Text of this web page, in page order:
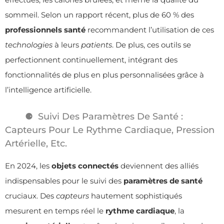
sommeil. Selon un rapport récent, plus de 60 % des
professionnels santé recommandent l’utilisation de ces
technologies à leurs patients. De plus, ces outils se
perfectionnent continuellement, intégrant des
fonctionnalités de plus en plus personnalisées grâce à
l’intelligence artificielle.
Suivi Des Paramètres De Santé :
Capteurs Pour Le Rythme Cardiaque, Pression
Artérielle, Etc.
En 2024, les objets connectés deviennent des alliés
indispensables pour le suivi des paramètres de santé
cruciaux. Des capteurs hautement sophistiqués
mesurent en temps réel le rythme cardiaque, la